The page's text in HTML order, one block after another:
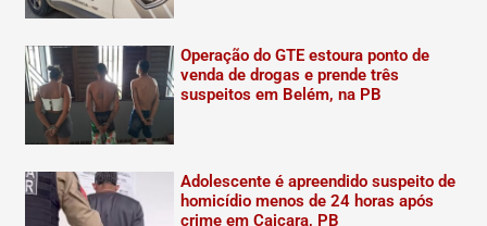
Operação do GTE estoura ponto de
venda de drogas e prende três
suspeitos em Belém, na PB
Adolescente é apreendido suspeito de
homicídio menos de 24 horas após
crime em Caiçara, PB